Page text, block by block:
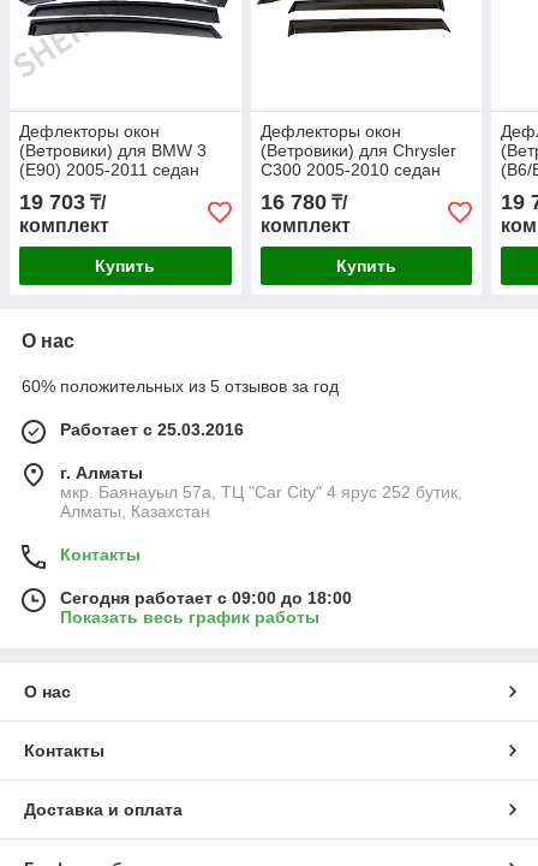
Дефлекторы окон
(Ветровики) для BMW 3
(E90) 2005-2011 седан
19 703 ₸/
комплект
Купить
Дефлекторы окон
(Ветровики) для Chrysler
C300 2005-2010 седан
16 780₸/
комплект
Купить
(B6/
19
О нас
60% положительных из 5 отзывов за год
Работает с 25.03.2016
г. Алматы
мкр. Баянауыл 57а, ТЦ "Car Сity" 4 ярус 252 бутик,
Алматы, Казахстан
Контакты
Сегодня работает с 09:00 до 18:00
Показать весь график работы
О нас
Контакты
Доставка и оплата